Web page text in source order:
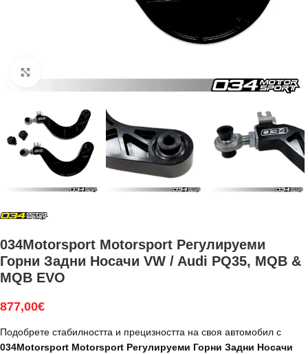
034Motorsport Motorsport Регулируеми
Горни Задни Носачи VW / Audi PQ35, MQB &
MQB EVO
877,00€
Подобрете стабилността и прецизността на своя автомобил с
034Motorsport Motorsport Регулируеми Горни Задни Носачи